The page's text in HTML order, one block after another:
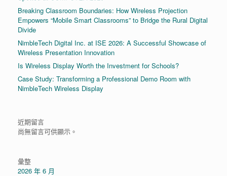
Breaking Classroom Boundaries: How Wireless Projection
Empowers “Mobile Smart Classrooms” to Bridge the Rural Digital
Divide
NimbleTech Digital Inc. at ISE 2026: A Successful Showcase of
Wireless Presentation Innovation
Is Wireless Display Worth the Investment for Schools?
Case Study: Transforming a Professional Demo Room with
NimbleTech Wireless Display
近期留言
尚無留言可供顯示。
彙整
2026 年 6 月